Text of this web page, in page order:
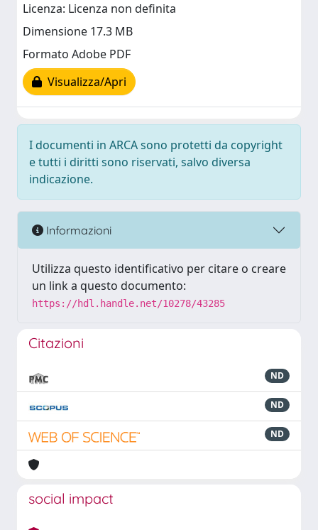
Licenza: Licenza non definita
Dimensione 17.3 MB
Formato Adobe PDF
Visualizza/Apri
I documenti in ARCA sono protetti da copyright
e tutti i diritti sono riservati, salvo diversa
indicazione.
Informazioni
Utilizza questo identificativo per citare o creare
un link a questo documento:
https://hdl.handle.net/10278/43285
Citazioni
ND
ND
ND
social impact